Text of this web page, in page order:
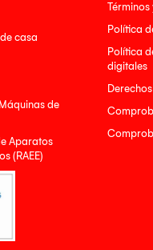
casa
de
Aparatos
(RAEE)
Política
Política
digitales